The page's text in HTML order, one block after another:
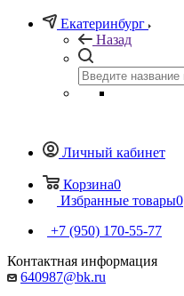
Екатеринбург
Назад
Личный кабинет
Корзина0
Избранные товары0
+7 (950) 170-55-77
Контактная информация
640987@bk.ru